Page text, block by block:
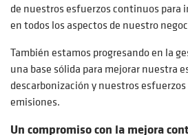
de nuestros esfuerzos continuos para
en todos los aspectos de nuestro
También estamos progresando en la
una base sólida para mejorar nuestra
descarbonización y nuestros
emisiones.
Un compromiso con la mejora